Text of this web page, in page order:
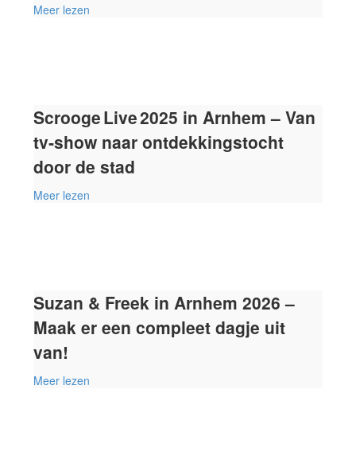
Meer lezen
Scrooge Live 2025 in Arnhem – Van
tv‑show naar ontdekkingstocht
door de stad
Meer lezen
Suzan & Freek in Arnhem 2026 –
Maak er een compleet dagje uit
van!
Meer lezen